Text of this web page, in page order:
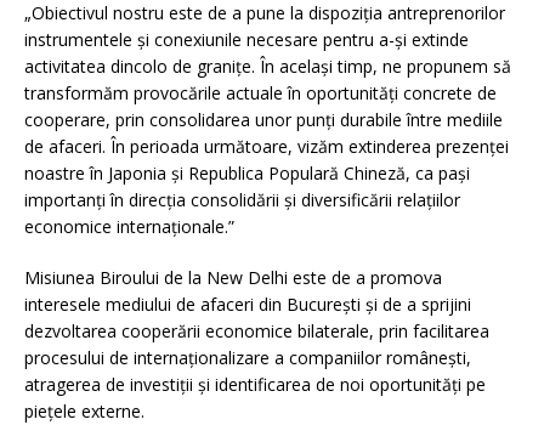
„Obiectivul nostru este de a pune la dispoziția antreprenorilor
instrumentele și conexiunile necesare pentru a-și extinde
activitatea dincolo de granițe. În același timp, ne propunem să
transformăm provocările actuale în oportunități concrete de
cooperare, prin consolidarea unor punți durabile între mediile
de afaceri. În perioada următoare, vizăm extinderea prezenței
noastre în Japonia și Republica Populară Chineză, ca pași
importanți în direcția consolidării și diversificării relațiilor
economice internaționale.”
Misiunea Biroului de la New Delhi este de a promova
interesele mediului de afaceri din București și de a sprijini
dezvoltarea cooperării economice bilaterale, prin facilitarea
procesului de internaționalizare a companiilor românești,
atragerea de investiții și identificarea de noi oportunități pe
piețele externe.